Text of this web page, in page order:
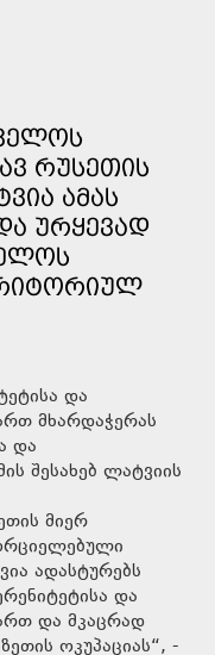
ᲠᲣᲡᲔᲗᲘᲡ
ᲐᲛᲐᲡ
ᲣᲠᲧᲔᲕᲐᲓ
და
მხარდაჭერას
და
შესახებ ლატვიის
მიერ
ადასტურებს
და
და მკაცრად
ოკუპაციას“, -